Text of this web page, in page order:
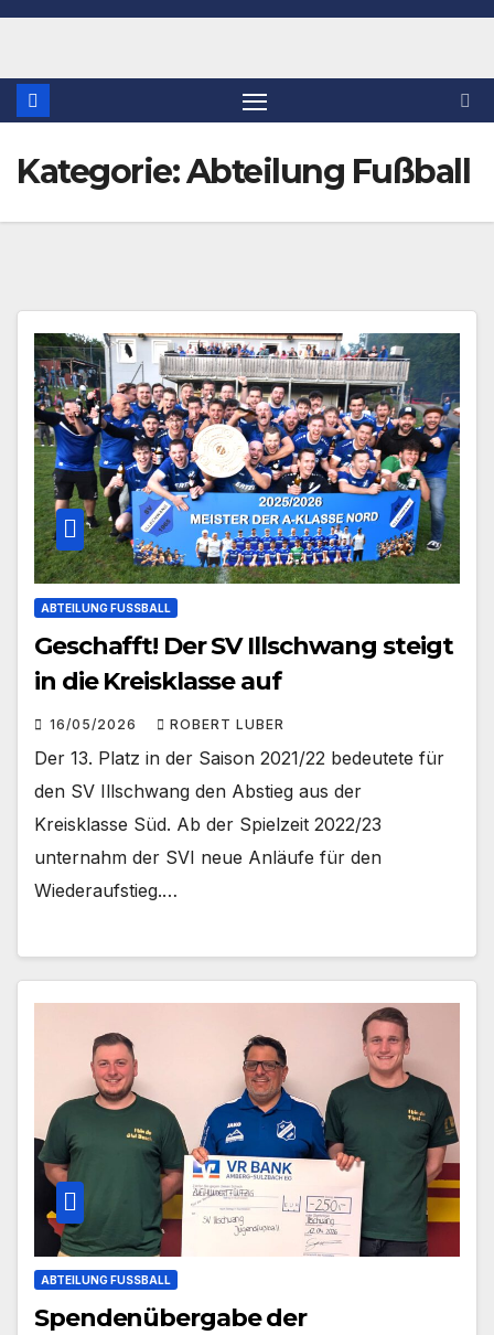
Zum
springen
Kategorie:Abteilung Fußball
ABTEILUNG FUSSBALL
Geschafft! Der SV Illschwang steigt
in die Kreisklasse auf
16/05/2026 ROBERT LUBER
Der 13. Platz in der Saison 2021/22 bedeutete für
den SV Illschwang den Abstieg aus der
Kreisklasse Süd. Ab der Spielzeit 2022/23
unternahm der SVI neue Anläufe für den
Wiederaufstieg.…
ABTEILUNG FUSSBALL
Spendenübergabe der